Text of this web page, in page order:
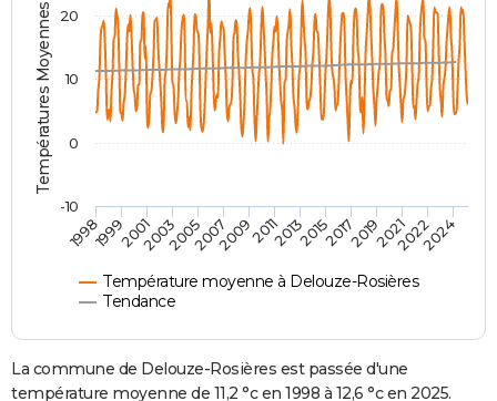
Destinations
City break
Voyage nature
Voyage de noces
Forum
Climat
PHOTO
GUIDES D'ACHAT
BONS PLANS
CARTE DE VOEUX
Carte de Noël
Carte Bonne année
Carte Saint-Valentin
Carte Pâques
Carte d'anniversaire
DICTIONNAIRE
Dictionnaire
Biographies
Citations
Expressions
Proverbes
PROGRAMME TV
COPAINS D'AVANT
S'inscrire
Se connecter
Lycées
Collèges
Primaires
Universités
Entreprises
Service militaire
Avis de recherche
AVIS DE DÉCÈS
FORUM
Températures Moyennes ( °C )
Température moyenne à Delouze-Rosières
Tendance
199819992001200320052007200920112013201520172019202120222024
-10
0
10
20
La commune de Delouze-Rosières est passée d'une
température moyenne de 11,2 °c en 1998 à 12,6 °c en 2025.